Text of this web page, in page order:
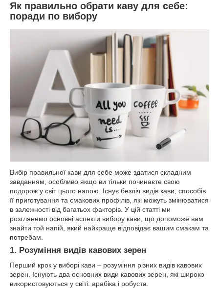
Як правильно обрати каву для себе:
поради по вибору
Вибір правильної кави для себе може здатися складним
завданням, особливо якщо ви тільки починаєте свою
подорож у світ цього напою. Існує безліч видів кави, способів
її приготування та смакових профілів, які можуть змінюватися
в залежності від багатьох факторів. У цій статті ми
розглянемо основні аспекти вибору кави, що допоможе вам
знайти той напій, який найкраще відповідає вашим смакам та
потребам.
1. Розуміння видів кавових зерен
Перший крок у виборі кави – розуміння різних видів кавових
зерен. Існують два основних види кавових зерен, які широко
використовуються у світі: арабіка і робуста.